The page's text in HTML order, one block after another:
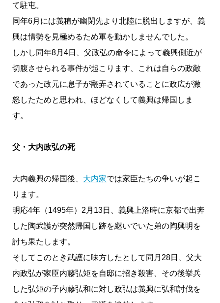
て駐屯。
同年6月には義稙が幽閉先より北陸に脱出しますが、義
興は情勢を見極めるため軍を動かしませんでした。
しかし同年8月4日、父政弘の命令によって義興側近が
切腹させられる事件が起こります、これは自らの政敵
であった政元に息子が翻弄されていることに政広が激
怒したためと思われ、ほどなくして義興は帰国しま
す。
父・大内政弘の死
大内義興の帰国後、 大内家では家臣たちの争いが起こ
ります。
明応4年（1495年）2月13日、義興上洛時に京都で出奔
した陶武護が突然帰国し跡を継いでいた弟の陶興明を
討ち果たします。
そしてこのとき武護に味方したとして同月28日、父大
内政弘が家臣内藤弘矩を自邸に招き殺害、その後挙兵
した弘矩の子内藤弘和に対し政弘は義興に弘和討伐を